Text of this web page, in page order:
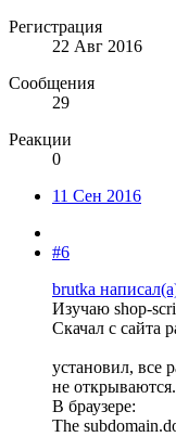
Регистрация
22 Авг 2016
Сообщения
29
Реакции
0
11 Сен 2016
#6
brutka
Изучаю shop-
Скачал с сайта
установил, все
не открываются.
В браузере:
The